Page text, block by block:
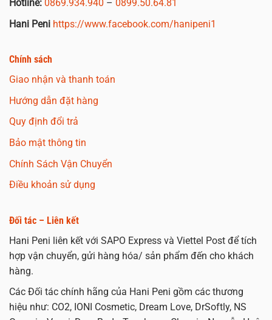
Hotline: 0869.934.940 – 0899.50.64.81
Hani Peni https://www.facebook.com/hanipeni1
Chính sách
Giao nhận và thanh toán
Hướng dẫn đặt hàng
Quy định đổi trả
Bảo mật thông tin
Chính Sách Vận Chuyển
Điều khoản sử dụng
Đối tác – Liên kết
Hani Peni liên kết với SAPO Express và Viettel Post để tích
hợp vận chuyển, gửi hàng hóa/ sản phẩm đến cho khách
hàng.
Các Đối tác chính hãng của Hani Peni gồm các thương
hiệu như: CO2, IONI Cosmetic, Dream Love, DrSoftly, NS